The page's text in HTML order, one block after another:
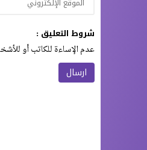
شروط التعليق :
عدم الإساءة للكاتب أو